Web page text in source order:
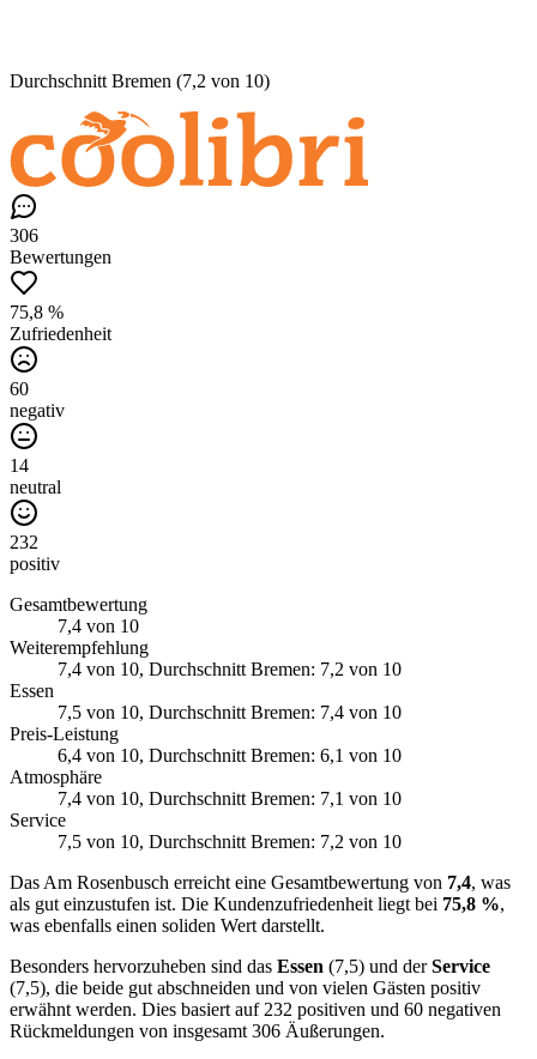
Durchschnitt Bremen (7,2 von 10)
306
Bewertungen
75,8 %
Zufriedenheit
60
negativ
14
neutral
232
positiv
Gesamtbewertung
7,4 von 10
Weiterempfehlung
7,4 von 10, Durchschnitt Bremen: 7,2 von 10
Essen
7,5 von 10, Durchschnitt Bremen: 7,4 von 10
Preis-Leistung
6,4 von 10, Durchschnitt Bremen: 6,1 von 10
Atmosphäre
7,4 von 10, Durchschnitt Bremen: 7,1 von 10
Service
7,5 von 10, Durchschnitt Bremen: 7,2 von 10
Das Am Rosenbusch erreicht eine Gesamtbewertung von 7,4, was
als gut einzustufen ist. Die Kundenzufriedenheit liegt bei 75,8 %,
was ebenfalls einen soliden Wert darstellt.
Besonders hervorzuheben sind das Essen (7,5) und derService
(7,5), die beide gut abschneiden und von vielen Gästen positiv
erwähnt werden. Dies basiert auf 232 positiven und 60 negativen
Rückmeldungen von insgesamt 306 Äußerungen.